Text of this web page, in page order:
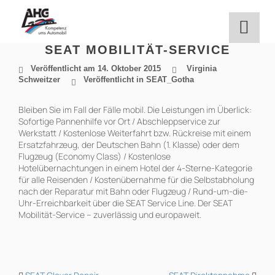
springen
SEAT MOBILITÄT-SERVICE
Veröffentlicht am 14. Oktober 2015
Virginia
Schweitzer
Veröffentlicht in SEAT_Gotha
Bleiben Sie im Fall der Fälle mobil. Die Leistungen im Überlick:
Sofortige Pannenhilfe vor Ort / Abschleppservice zur
Werkstatt / Kostenlose Weiterfahrt bzw. Rückreise mit einem
Ersatzfahrzeug, der Deutschen Bahn (1. Klasse) oder dem
Flugzeug (Economy Class) / Kostenlose
Hotelübernachtungen in einem Hotel der 4-Sterne-Kategorie
für alle Reisenden / Kostenübernahme für die Selbstabholung
nach der Reparatur mit Bahn oder Flugzeug / Rund-um-die-
Uhr-Erreichbarkeit über die SEAT Service Line. Der SEAT
Mobilität-Service – zuverlässig und europaweit.